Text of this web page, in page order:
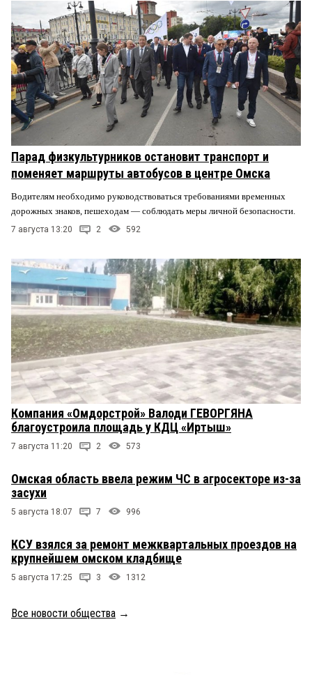
Парад физкультурников остановит транспорт и
поменяет маршруты автобусов в центре Омска
Водителям необходимо руководствоваться требованиями временных
дорожных знаков, пешеходам — соблюдать меры личной безопасности.
7 августа 13:20 2 592
Компания «Омдорстрой» Валоди ГЕВОРГЯНА
благоустроила площадь у КДЦ «Иртыш»
7 августа 11:20 2 573
Омская область ввела режим ЧС в агросекторе из-за
засухи
5 августа 18:07 7 996
КСУ взялся за ремонт межквартальных проездов на
крупнейшем омском кладбище
5 августа 17:25 3 1312
Все новости общества →